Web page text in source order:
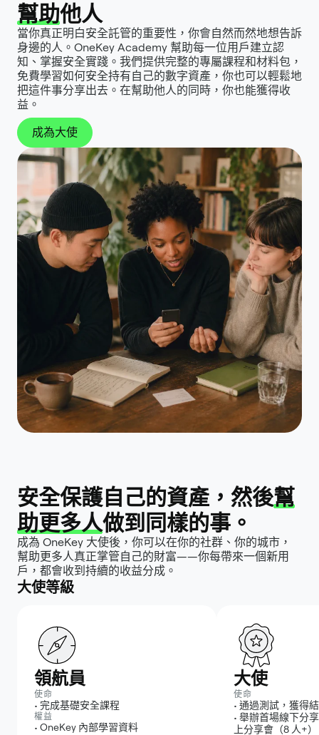
幫助他人
當你真正明白安全託管的重要性，你會自然而然地想告訴
身邊的人。OneKey Academy 幫助每一位用戶建立認
知、掌握安全實踐。我們提供完整的專屬課程和材料包，
免費學習如何安全持有自己的數字資產，你也可以輕鬆地
把這件事分享出去。在幫助他人的同時，你也能獲得收
益。
成為大使
安全保護自己的資產，然後幫
助更多人做到同樣的事。
成為 OneKey 大使後，你可以在你的社群、你的城市，
幫助更多人真正掌管自己的財富——你每帶來一個新用
戶，都會收到持續的收益分成。
大使等級
領航員
使命
• 完成基礎安全課程
權益
• OneKey 內部學習資料
大使
使命
• 通過測試，獲得
• 舉辦首場線下分
上分享會（8 人+）